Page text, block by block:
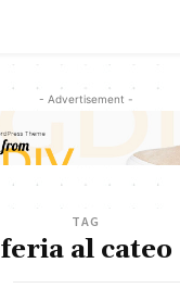
- Advertisement -
TAG
feria al cateo